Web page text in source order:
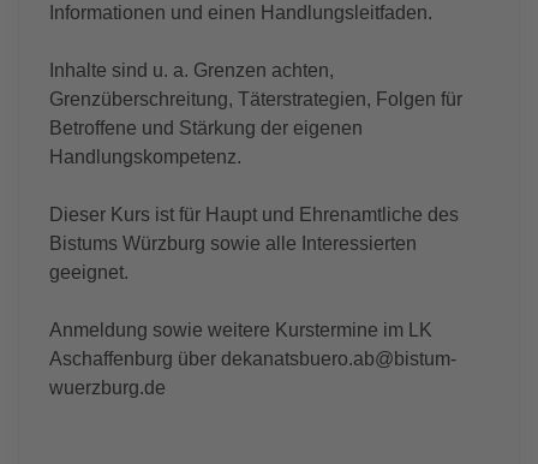
Informationen und einen Handlungsleitfaden.
Inhalte sind u. a. Grenzen achten,
Grenzüberschreitung, Täterstrategien, Folgen für
Betroffene und Stärkung der eigenen
Handlungskompetenz.
Dieser Kurs ist für Haupt und Ehrenamtliche des
Bistums Würzburg sowie alle Interessierten
geeignet.
Anmeldung sowie weitere Kurstermine im LK
Aschaffenburg über dekanatsbuero.ab@bistum-
wuerzburg.de